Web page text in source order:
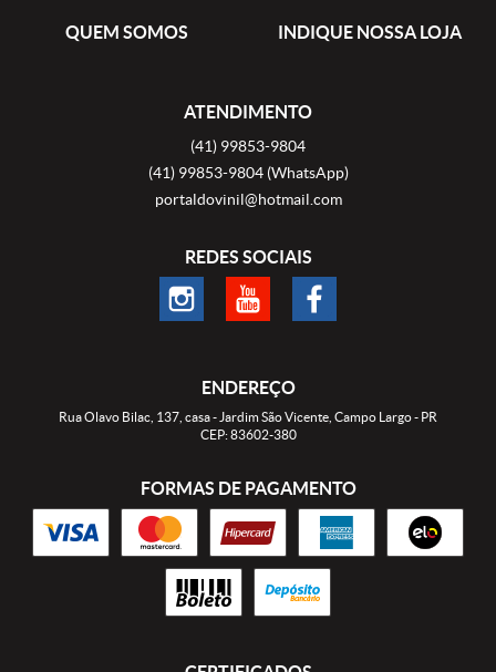
QUEM SOMOS INDIQUE NOSSA LOJA
ATENDIMENTO
(41) 99853-9804
(41)99853-9804 (WhatsApp)
portaldovinil@hotmail.com
REDES SOCIAIS
ENDEREÇO
Rua Olavo Bilac, 137, casa- Jardim São Vicente, Campo Largo- PR
CEP: 83602-380
FORMAS DE PAGAMENTO